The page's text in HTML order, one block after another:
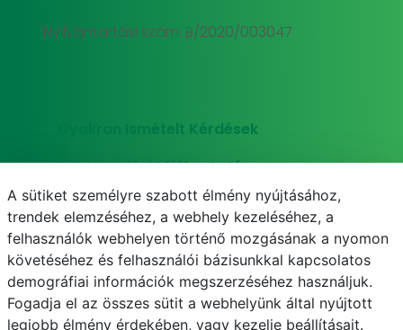
Nyilvántartási szám: B/2020/003047
Gyakran Ismételt Kérdések
Adatkezelési tájékoztató
Süti (cookie) tájékoztató
E-mail Telefonkönyv NEPTUN E-learning
A sütiket személyre szabott élmény nyújtásához,
trendek elemzéséhez, a webhely kezeléséhez, a
felhasználók webhelyen történő mozgásának a nyomon
követéséhez és felhasználói bázisunkkal kapcsolatos
demográfiai információk megszerzéséhez használjuk.
Fogadja el az összes sütit a webhelyünk által nyújtott
legjobb élmény érdekében, vagy kezelje beállításait.